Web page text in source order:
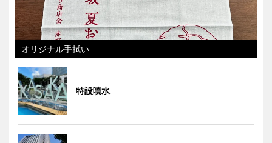
オリジナル手拭い
特設噴水